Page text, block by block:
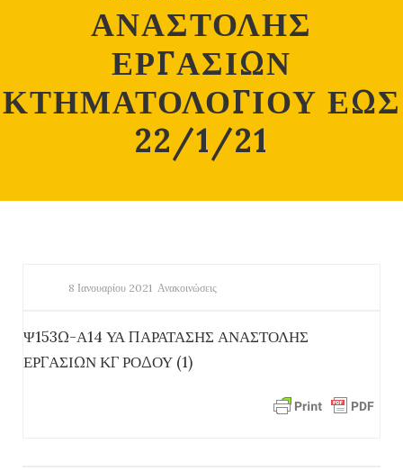
ΑΝΑΣΤΟΛΗΣ
ΕΡΓΑΣΙΩΝ
ΚΤΗΜΑΤΟΛΟΓΙΟΥ ΕΩΣ
22/1/21
8 Ιανουαρίου 2021 Ανακοινώσεις
Ψ153Ω-Α14 ΥΑ ΠΑΡΑΤΑΣΗΣ ΑΝΑΣΤΟΛΗΣ
ΕΡΓΑΣΙΩΝ ΚΓ ΡΟΔΟΥ (1)